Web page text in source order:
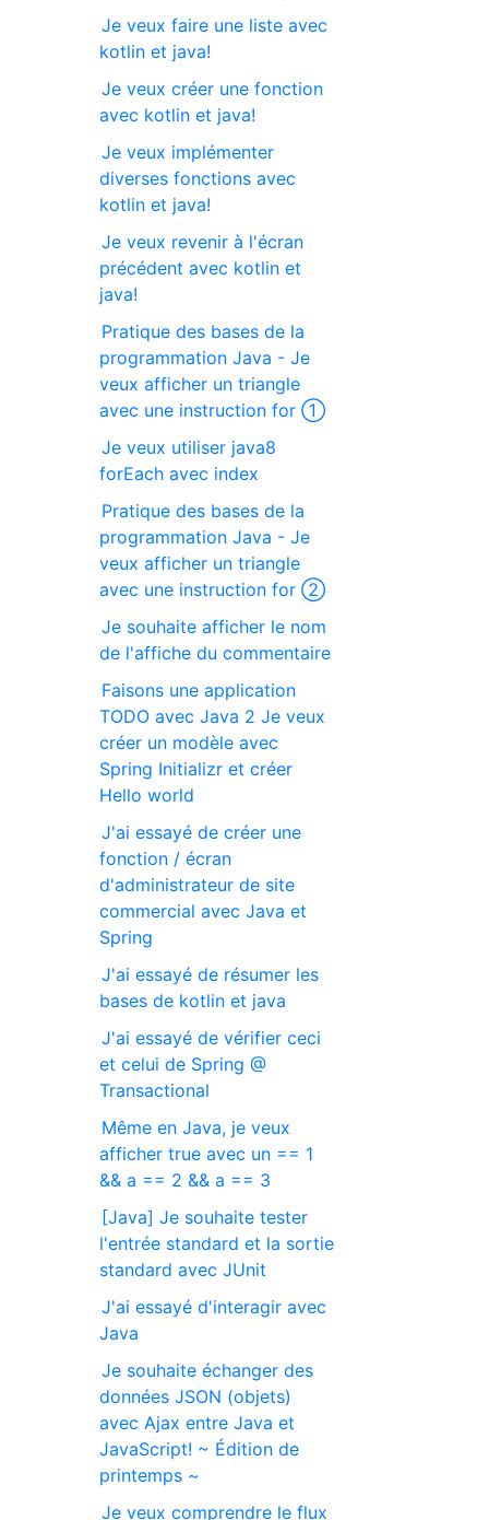
Je veux faire une liste avec
kotlin et java!
Je veux créer une fonction
avec kotlin et java!
Je veux implémenter
diverses fonctions avec
kotlin et java!
Je veux revenir à l'écran
précédent avec kotlin et
java!
Pratique des bases de la
programmation Java - Je
veux afficher un triangle
avec une instruction for ①
Je veux utiliser java8
forEach avec index
Pratique des bases de la
programmation Java - Je
veux afficher un triangle
avec une instruction for ②
Je souhaite afficher le nom
de l'affiche du commentaire
Faisons une application
TODO avec Java 2 Je veux
créer un modèle avec
Spring Initializr et créer
Hello world
J'ai essayé de créer une
fonction / écran
d'administrateur de site
commercial avec Java et
Spring
J'ai essayé de résumer les
bases de kotlin et java
J'ai essayé de vérifier ceci
et celui de Spring @
Transactional
Même en Java, je veux
afficher true avec un == 1
&& a == 2 && a == 3
[Java] Je souhaite tester
l'entrée standard et la sortie
standard avec JUnit
J'ai essayé d'interagir avec
Java
Je souhaite échanger des
données JSON (objets)
avec Ajax entre Java et
JavaScript! ~ Édition de
printemps ~
Je veux comprendre le flux